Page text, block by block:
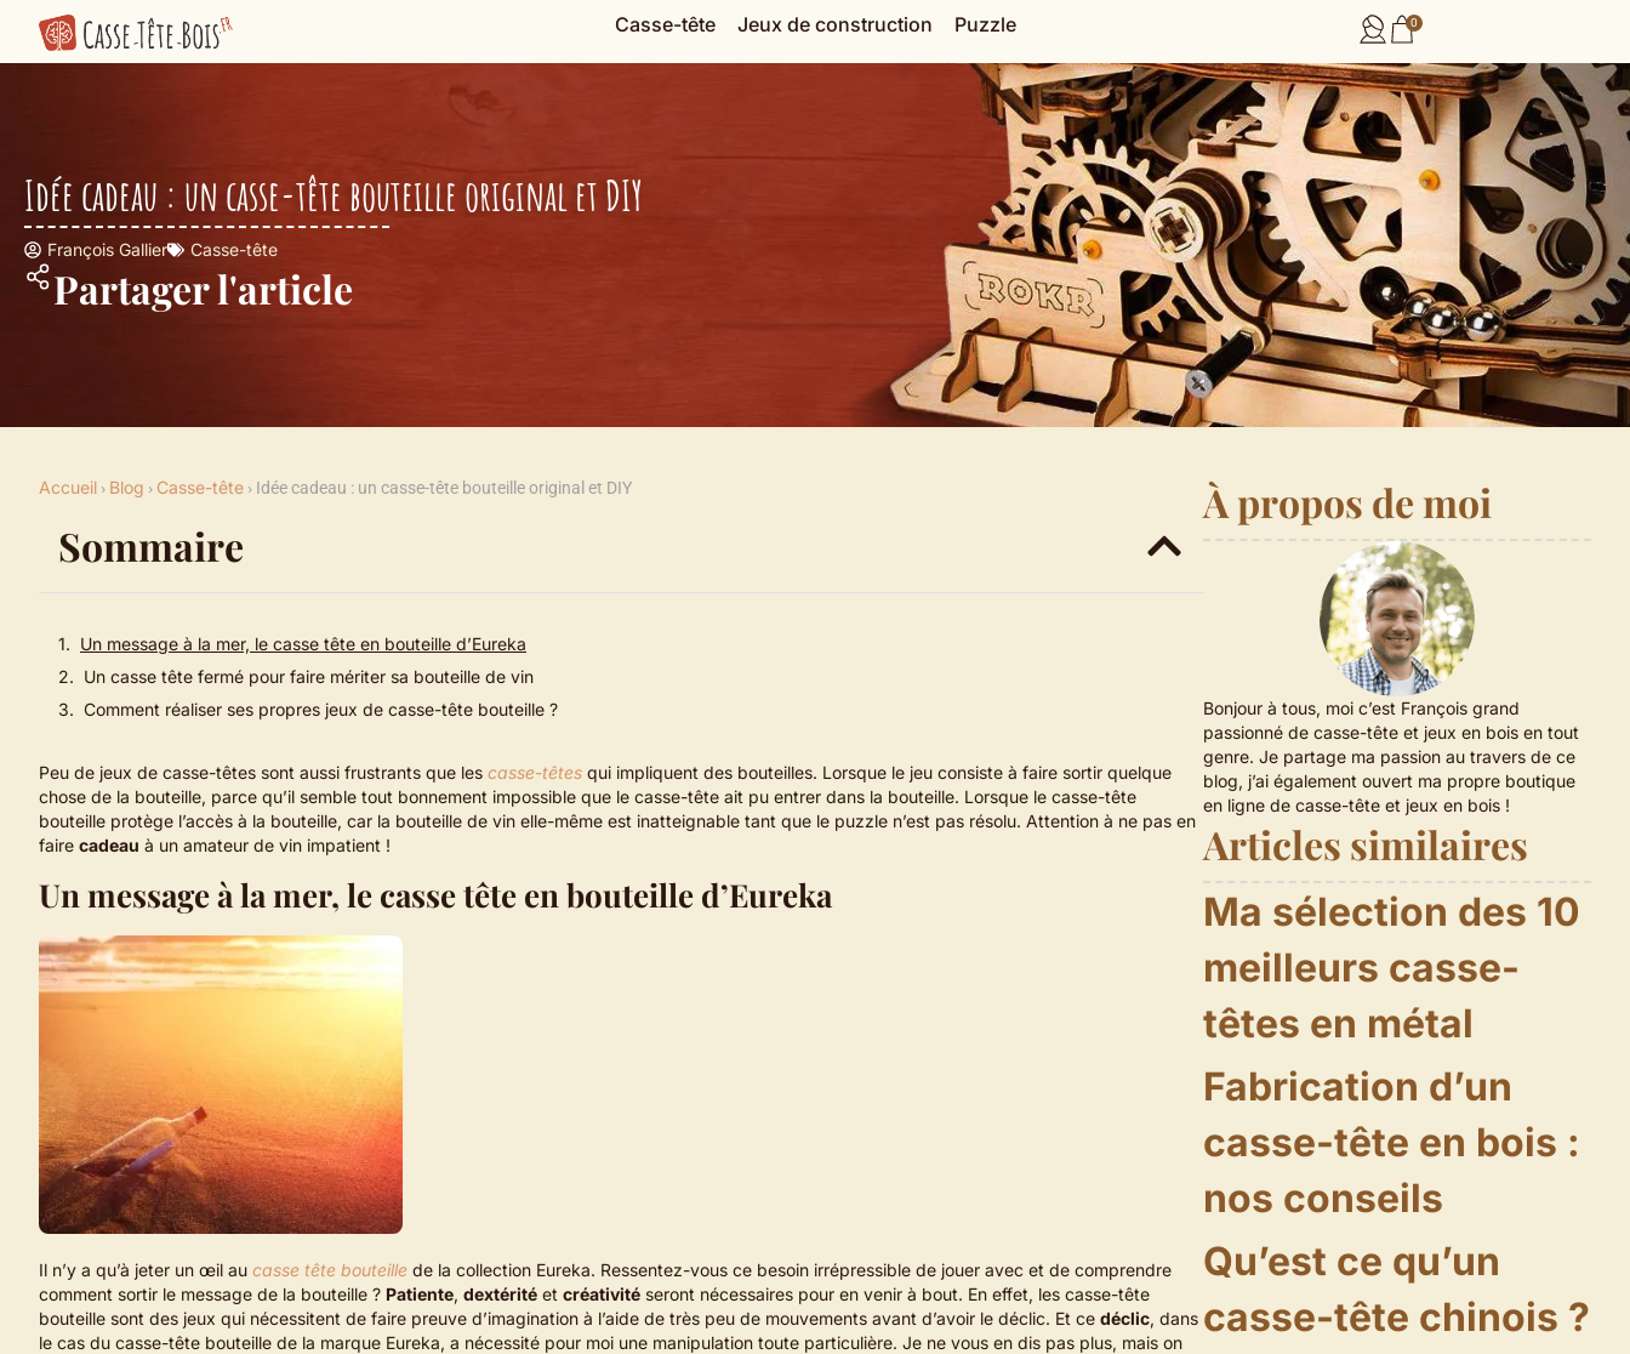
Casse-tête Jeux de construction Puzzle 0
Idée cadeau : un casse-tête bouteille original et DIY
François Gallier Casse-tête
Partager l'article
Accueil › Blog › Casse-tête › Idée cadeau : un casse-tête bouteille original et DIY
Sommaire
Un message à la mer, le casse tête en bouteille d’Eureka
Un casse tête fermé pour faire mériter sa bouteille de vin
Comment réaliser ses propres jeux de casse-tête bouteille ?
Peu de jeux de casse-têtes sont aussi frustrants que les casse-têtes qui impliquent des bouteilles. Lorsque le jeu consiste à faire sortir quelque
chose de la bouteille, parce qu’il semble tout bonnement impossible que le casse-tête ait pu entrer dans la bouteille. Lorsque le casse-tête
bouteille protège l’accès à la bouteille, car la bouteille de vin elle-même est inatteignable tant que le puzzle n’est pas résolu. Attention à ne pas en
faire cadeau à un amateur de vin impatient !
Un message à la mer, le casse tête en bouteille d’Eureka
Il n’y a qu’à jeter un œil au casse tête bouteille de la collection Eureka. Ressentez-vous ce besoin irrépressible de jouer avec et de comprendre
comment sortir le message de la bouteille ? Patiente, dextérité et créativité seront nécessaires pour en venir à bout. En effet, les casse-tête
bouteille sont des jeux qui nécessitent de faire preuve d’imagination à l’aide de très peu de mouvements avant d’avoir le déclic. Et ce déclic, dans
le cas du casse-tête bouteille de la marque Eureka, a nécessité pour moi une manipulation toute particulière. Je ne vous en dis pas plus, mais on
À propos de moi
Bonjour à tous, moi c’est François grand
passionné de casse-tête et jeux en bois en tout
genre. Je partage ma passion au travers de ce
blog, j’ai également ouvert ma propre boutique
en ligne de casse-tête et jeux en bois !
Articles similaires
Ma sélection des 10
meilleurs casse-
têtes en métal
Fabrication d’un
casse-tête en bois :
nos conseils
Qu’est ce qu’un
casse-tête chinois ?